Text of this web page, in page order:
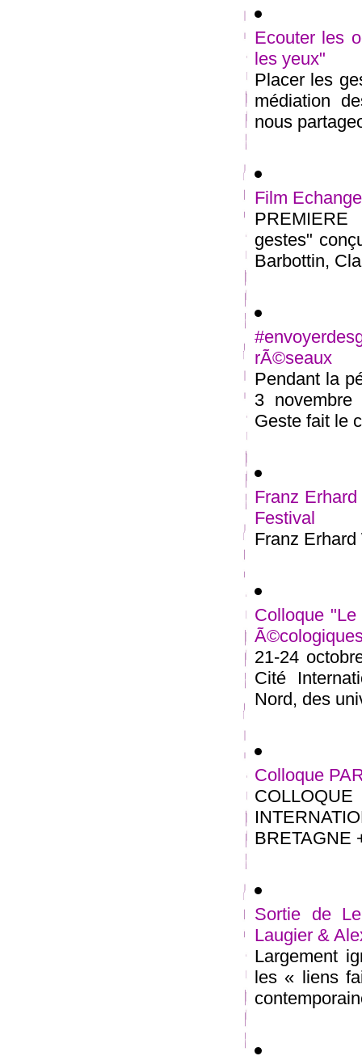
Ecouter les
les yeux"
Placer les
médiation
nous
Film
gestes"
Barbottin,
rÃ©seaux
Pendant la
3 novembre
Geste fait le
Franz
Festival
Franz
Colloque
21-24
Cité
Nord, des
Colloque
BRETAGNE
Sortie de
Laugier &
Largement
les « liens